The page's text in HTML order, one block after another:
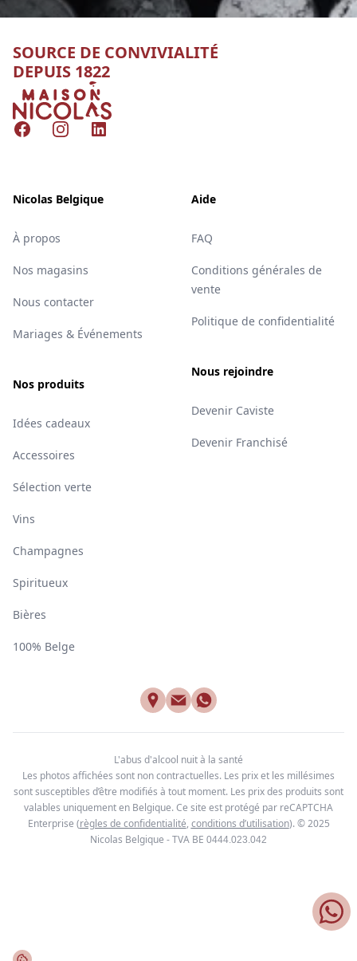
SOURCE DE CONVIVIALITÉ
DEPUIS 1822
Nicolas
FacebookInstagramLinkedIn
Nicolas Belgique
À propos
Nos magasins
Nous contacter
Mariages & Événements
Nos produits
Idées cadeaux
Accessoires
Sélection verte
Vins
Champagnes
Spiritueux
Bières
100% Belge
Aide
FAQ
Conditions générales de
vente
Politique de confidentialité
Nous rejoindre
Devenir Caviste
Devenir Franchisé
L'abus d'alcool nuit à la santé
Les photos affichées sont non contractuelles. Les prix et les millésimes
sont susceptibles d’être modifiés à tout moment. Les prix des produits sont
valables uniquement en Belgique. Ce site est protégé par reCAPTCHA
Enterprise (règles de confidentialité, conditions d’utilisation). © 2025
Nicolas Belgique - TVA BE 0444.023.042